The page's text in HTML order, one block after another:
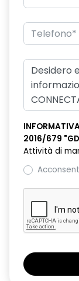
2016/679
Attività di